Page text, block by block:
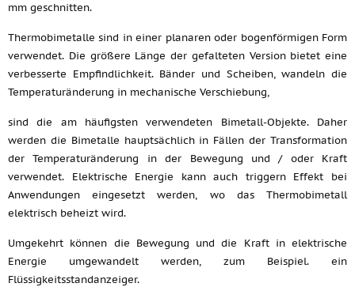
mm geschnitten.
Thermobimetalle sind in einer planaren oder bogenförmigen Form
verwendet. Die größere Länge der gefalteten Version bietet eine
verbesserte Empfindlichkeit. Bänder und Scheiben, wandeln die
Temperaturänderung in mechanische Verschiebung,
sind die am häufigsten verwendeten Bimetall-Objekte. Daher
werden die Bimetalle hauptsächlich in Fällen der Transformation
der Temperaturänderung in der Bewegung und / oder Kraft
verwendet. Elektrische Energie kann auch triggern Effekt bei
Anwendungen eingesetzt werden, wo das Thermobimetall
elektrisch beheizt wird.
Umgekehrt können die Bewegung und die Kraft in elektrische
Energie umgewandelt werden, zum Beispiel. ein
Flüssigkeitsstandanzeiger.